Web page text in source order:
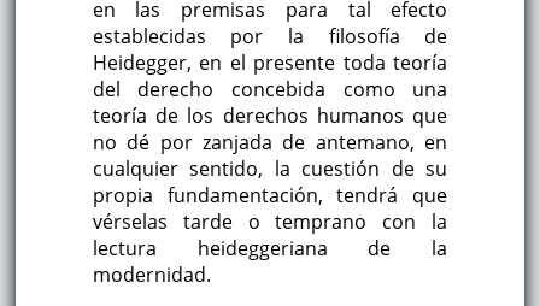
en las premisas para tal efecto
establecidas por la filosofía de
Heidegger, en el presente toda teoría
del derecho concebida como una
teoría de los derechos humanos que
no dé por zanjada de antemano, en
cualquier sentido, la cuestión de su
propia fundamentación, tendrá que
vérselas tarde o temprano con la
lectura heideggeriana de la
modernidad.